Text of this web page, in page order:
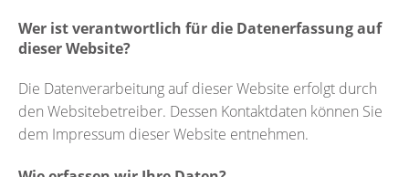
Wer ist verantwortlich für die Datenerfassung auf
dieser Website?
Die Datenverarbeitung auf dieser Website erfolgt durch
den Websitebetreiber. Dessen Kontaktdaten können Sie
dem Impressum dieser Website entnehmen.